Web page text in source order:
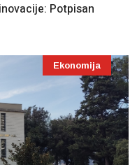
Potpisan
Ekonomija